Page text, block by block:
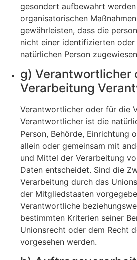
gesondert aufbewahrt
organisatorischen
gewährleisten, dass die
nicht einer identifizierten
natürlichen Person
g) Verantwortlicher
Verarbeitung
Verantwortlicher oder für die
Verantwortlicher ist die
Person, Behörde, Einrichtung
allein oder gemeinsam mit
und Mittel der Verarbeitung
Daten entscheidet. Sind die
Verarbeitung durch das
der Mitgliedstaaten
Verantwortliche
bestimmten Kriterien seiner
Unionsrecht oder dem Recht
vorgesehen werden.